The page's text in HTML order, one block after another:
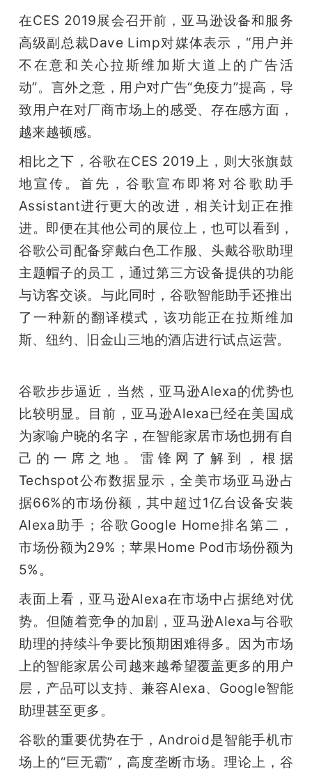
心
GAIR
专
爱
搞
机
在CES 2019展会召开前，亚马逊设备和服务
高级副总裁Dave Limp对媒体表示，“用户并
不在意和关心拉斯维加斯大道上的广告活
动”。言外之意，用户对广告“免疫力”提高，导
致用户在对厂商市场上的感受、存在感方面，
越来越顿感。
相比之下，谷歌在CES 2019上，则大张旗鼓
地宣传。首先，谷歌宣布即将对谷歌助手
Assistant进行更大的改进，相关计划正在推
进。即便在其他公司的展位上，也可以看到，
谷歌公司配备穿戴白色工作服、头戴谷歌助理
主题帽子的员工，通过第三方设备提供的功能
与访客交谈。与此同时，谷歌智能助手还推出
了一种新的翻译模式，该功能正在拉斯维加
斯、纽约、旧金山三地的酒店进行试点运营。
谷歌步步逼近，当然，亚马逊Alexa的优势也
比较明显。目前，亚马逊Alexa已经在美国成
为家喻户晓的名字，在智能家居市场也拥有自
己的一席之地。雷锋网了解到，根据
Techspot公布数据显示，全美市场亚马逊占
据66%的市场份额，其中超过1亿台设备安装
Alexa助手；谷歌Google Home排名第二，
市场份额为29%；苹果Home Pod市场份额为
5%。
表面上看，亚马逊Alexa在市场中占据绝对优
势。但随着竞争的加剧，亚马逊Alexa与谷歌
助理的持续斗争要比预期困难得多。因为市场
上的智能家居公司越来越希望覆盖更多的用户
层，产品可以支持、兼容Alexa、Google智能
助理甚至更多。
谷歌的重要优势在于，Android是智能手机市
场上的“巨无霸”，高度垄断市场。理论上，谷